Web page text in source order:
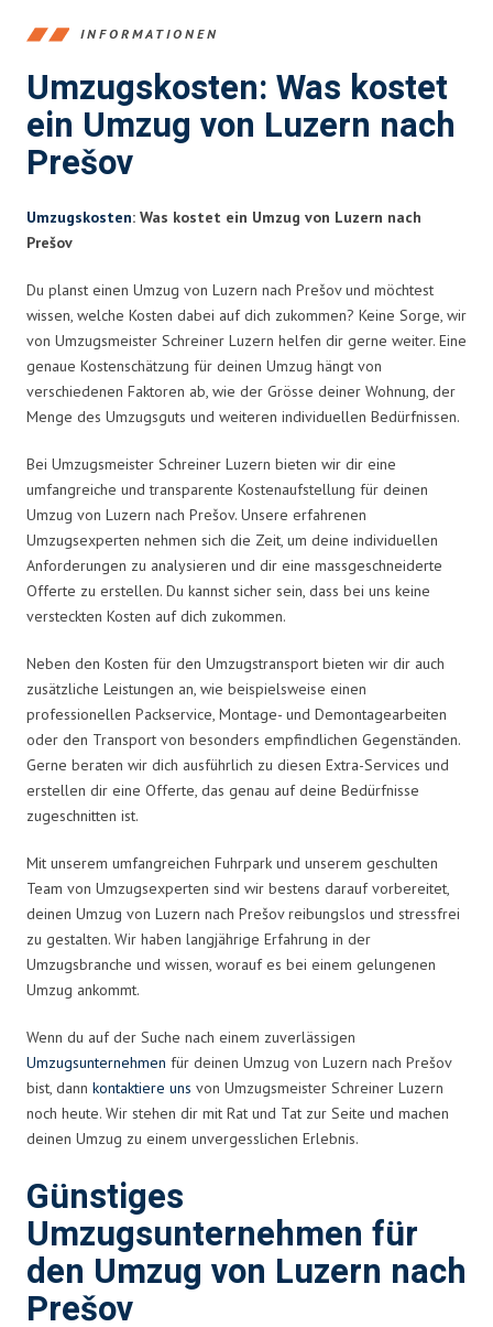
INFORMATIONEN
Umzugskosten: Was kostet
ein Umzug von Luzern nach
Prešov
Umzugskosten: Was kostet ein Umzug von Luzern nach
Prešov
Du planst einen Umzug von Luzern nach Prešov und möchtest
wissen, welche Kosten dabei auf dich zukommen? Keine Sorge, wir
von Umzugsmeister Schreiner Luzern helfen dir gerne weiter. Eine
genaue Kostenschätzung für deinen Umzug hängt von
verschiedenen Faktoren ab, wie der Grösse deiner Wohnung, der
Menge des Umzugsguts und weiteren individuellen Bedürfnissen.
Bei Umzugsmeister Schreiner Luzern bieten wir dir eine
umfangreiche und transparente Kostenaufstellung für deinen
Umzug von Luzern nach Prešov. Unsere erfahrenen
Umzugsexperten nehmen sich die Zeit, um deine individuellen
Anforderungen zu analysieren und dir eine massgeschneiderte
Offerte zu erstellen. Du kannst sicher sein, dass bei uns keine
versteckten Kosten auf dich zukommen.
Neben den Kosten für den Umzugstransport bieten wir dir auch
zusätzliche Leistungen an, wie beispielsweise einen
professionellen Packservice, Montage- und Demontagearbeiten
oder den Transport von besonders empfindlichen Gegenständen.
Gerne beraten wir dich ausführlich zu diesen Extra-Services und
erstellen dir eine Offerte, das genau auf deine Bedürfnisse
zugeschnitten ist.
Mit unserem umfangreichen Fuhrpark und unserem geschulten
Team von Umzugsexperten sind wir bestens darauf vorbereitet,
deinen Umzug von Luzern nach Prešov reibungslos und stressfrei
zu gestalten. Wir haben langjährige Erfahrung in der
Umzugsbranche und wissen, worauf es bei einem gelungenen
Umzug ankommt.
Wenn du auf der Suche nach einem zuverlässigen
Umzugsunternehmen für deinen Umzug von Luzern nach Prešov
bist, dann kontaktiere uns von Umzugsmeister Schreiner Luzern
noch heute. Wir stehen dir mit Rat und Tat zur Seite und machen
deinen Umzug zu einem unvergesslichen Erlebnis.
Günstiges
Umzugsunternehmen für
den Umzug von Luzern nach
Prešov